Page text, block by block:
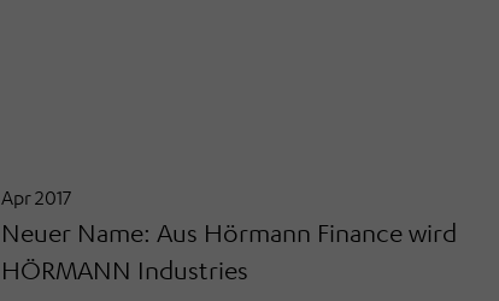
Apr 2017
Neuer Name: Aus Hörmann Finance wird
HÖRMANN Industries